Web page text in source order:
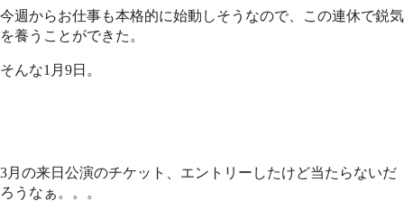
今週からお仕事も本格的に始動しそうなので、この連休で鋭気
を養うことができた。
そんな1月9日。
3月の来日公演のチケット、エントリーしたけど当たらないだ
ろうなぁ。。。